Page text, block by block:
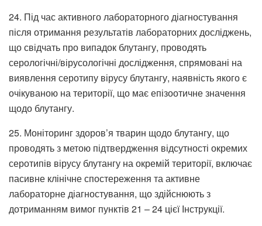
24. Під час активного лабораторного діагностування
після отримання результатів лабораторних досліджень,
що свідчать про випадок блутангу, проводять
серологічні/вірусологічні дослідження, спрямовані на
виявлення серотипу вірусу блутангу, наявність якого є
очікуваною на території, що має епізоотичне значення
щодо блутангу.
25. Моніторинг здоров’я тварин щодо блутангу, що
проводять з метою підтвердження відсутності окремих
серотипів вірусу блутангу на окремій території, включає
пасивне клінічне спостереження та активне
лабораторне діагностування, що здійснюють з
дотриманням вимог пунктів 21 – 24 цієї Інструкції.